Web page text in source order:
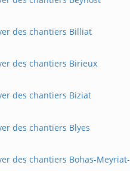
des chantiers Billiat
des chantiers Birieux
des chantiers Biziat
des chantiers Blyes
des chantiers Bohas-Meyriat-